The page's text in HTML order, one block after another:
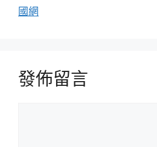
國網
發佈留言